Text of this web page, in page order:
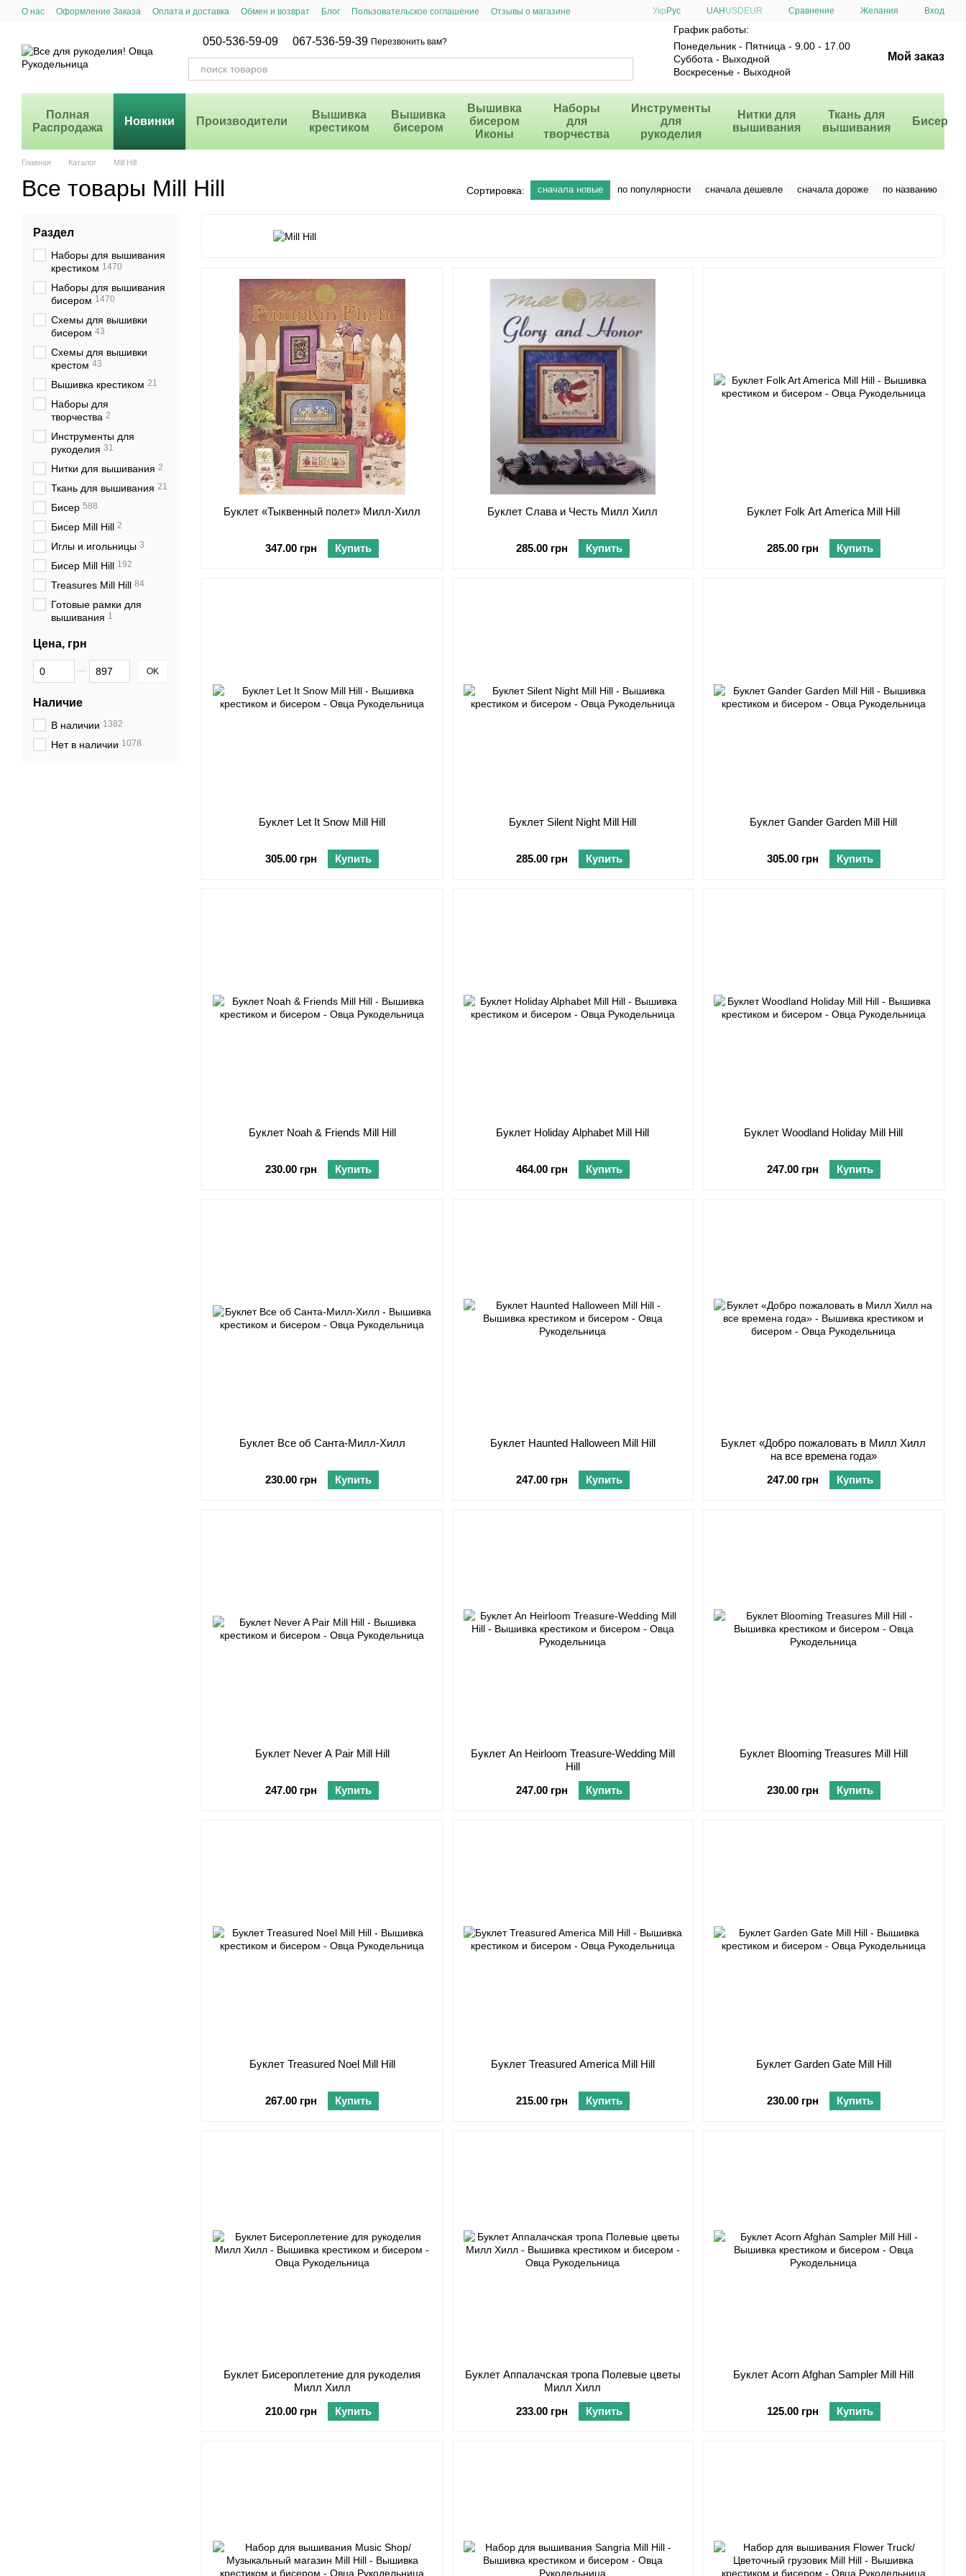
Перейти к основному контенту
О нас Оформление Заказа Оплата и доставка Обмен и возврат Блог Пользовательское соглашение
Отзывы о магазине
Укр Рус UAH USD EUR Сравнение Желания Вход
050-536-59-09 067-536-59-39 Перезвонить вам?
График работы:
Понедельник - Пятница - 9.00 - 17.00
Суббота - Выходной
Воскресенье - Выходной
Мой заказ
Полная
Распродажа
Новинки Производители
Вышивка
крестиком
Вышивка
бисером
Вышивка
бисером
Иконы
Наборы
для
творчества
Инструменты
для
рукоделия
Нитки для
вышивания
Ткань для
вышивания
Бисер
Главная Каталог Mill Hill
Все товары Mill Hill Сортировка: сначала новые по популярности сначала дешевле сначала дороже по названию
Буклет «Тыквенный полет» Милл-Хилл
347.00 грн Купить
Буклет Слава и Честь Милл Хилл
285.00 грн Купить
Буклет Folk Art America Mill Hill
285.00 грн Купить
Буклет Let It Snow Mill Hill
305.00 грн Купить
Буклет Silent Night Mill Hill
285.00 грн Купить
Буклет Gander Garden Mill Hill
305.00 грн Купить
Буклет Noah & Friends Mill Hill
230.00 грн Купить
Буклет Holiday Alphabet Mill Hill
464.00 грн Купить
Буклет Woodland Holiday Mill Hill
247.00 грн Купить
Буклет Все об Санта-Милл-Хилл
230.00 грн Купить
Буклет Haunted Halloween Mill Hill
247.00 грн Купить
Буклет «Добро пожаловать в Милл Хилл
на все времена года»
247.00 грн
Купить
Буклет Never A Pair Mill Hill
247.00 грн Купить
Буклет An Heirloom Treasure-Wedding Mill
Hill
247.00 грн
Купить
Буклет Blooming Treasures Mill Hill
230.00 грн Купить
Буклет Treasured Noel Mill Hill
267.00 грн Купить
Буклет Treasured America Mill Hill
215.00 грн Купить
Буклет Garden Gate Mill Hill
230.00 грн Купить
Буклет Бисероплетение для рукоделия
Милл Хилл
210.00 грн
Купить
Буклет Аппалачская тропа Полевые цветы
Милл Хилл
233.00 грн
Купить
Буклет Acorn Afghan Sampler Mill Hill
125.00 грн Купить
Раздел
Наборы для вышивания
крестиком 1470
Наборы для вышивания
бисером 1470
Схемы для вышивки
бисером 43
Схемы для вышивки
крестом 43
Вышивка крестиком 21
Наборы для
творчества 2
Инструменты для
рукоделия 31
Нитки для вышивания 2
Ткань для вышивания 21
Бисер 588
Бисер Mill Hill 2
Иглы и игольницы 3
Бисер Mill Hill 192
Treasures Mill Hill 84
Готовые рамки для
вышивания 1
Цена, грн
От Цена, грн
До Цена, грн OK
Наличие
В наличии 1382
Нет в наличии 1078